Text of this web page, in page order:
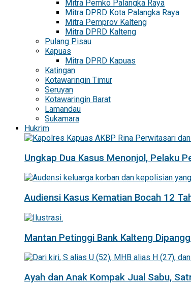
Mitra Pemko Palangka Raya
Mitra DPRD Kota Palangka Raya
Mitra Pemprov Kalteng
Mitra DPRD Kalteng
Pulang Pisau
Kapuas
Mitra DPRD Kapuas
Katingan
Kotawaringin Timur
Seruyan
Kotawaringin Barat
Lamandau
Sukamara
Hukrim
Ungkap Dua Kasus Menonjol, Pelaku
Audiensi Kasus Kematian Bocah 12
Mantan Petinggi Bank Kalteng
Ayah dan Anak Kompak Jual Sabu,